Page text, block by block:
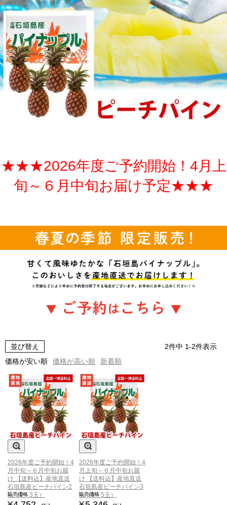
★★★2026年度ご予約開始！4月上
旬～６月中旬お届け予定★★★
並び替え
価格が安い順
価格が高い順 新着順
2件中 1-2件表示
2026年度ご予約開始！4
月中旬～６月中旬お届
け
【送料込】産地直送
石垣島産ピーチパイン2
㎏（2～3玉）
販売価格
2026年度ご予約開始！4
月上旬～６月中旬お届
け
【送料込】産地直送
石垣島産ピーチパイン3
㎏（3～5玉）
販売価格